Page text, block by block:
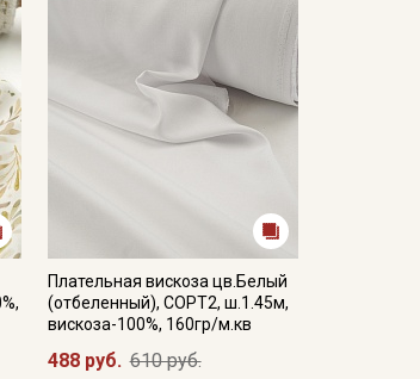
Плательная вискоза цв.Белый
(отбеленный), СОРТ2, ш.1.45м,
вискоза-100%, 160гр/м.кв
488 руб. 610 руб.